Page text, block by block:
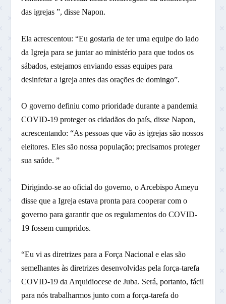
das igrejas ”, disse Napon.
Ela acrescentou: “Eu gostaria de ter uma equipe do lado
da Igreja para se juntar ao ministério para que todos os
sábados, estejamos enviando essas equipes para
desinfetar a igreja antes das orações de domingo”.
O governo definiu como prioridade durante a pandemia
COVID-19 proteger os cidadãos do país, disse Napon,
acrescentando: “As pessoas que vão às igrejas são nossos
eleitores. Eles são nossa população; precisamos proteger
sua saúde. ”
Dirigindo-se ao oficial do governo, o Arcebispo Ameyu
disse que a Igreja estava pronta para cooperar com o
governo para garantir que os regulamentos do COVID-
19 fossem cumpridos.
“Eu vi as diretrizes para a Força Nacional e elas são
semelhantes às diretrizes desenvolvidas pela força-tarefa
COVID-19 da Arquidiocese de Juba. Será, portanto, fácil
para nós trabalharmos junto com a força-tarefa do